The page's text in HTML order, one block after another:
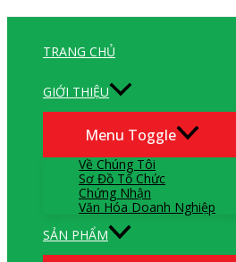
TRANG CHỦ
GIỚI THIỆU
Menu Toggle
Về Chúng Tôi
Sơ Đồ Tổ Chức
Chứng Nhận
Văn Hóa Doanh Nghiệp
SẢN PHẨM